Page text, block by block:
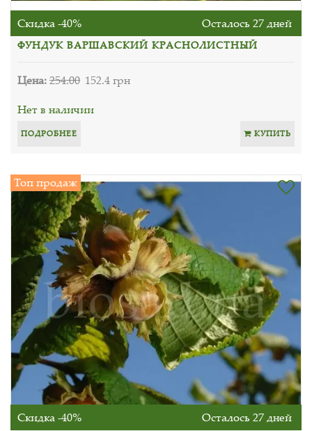
Скидка -40% Осталось 27 дней
ФУНДУК ВАРШАВСКИЙ КРАСНОЛИСТНЫЙ
Цена:254.00 152.4 грн
Нет в наличии
ПОДРОБНЕЕ КУПИТЬ
Топ продаж
Скидка -40% Осталось 27 дней